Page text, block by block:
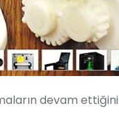
devam